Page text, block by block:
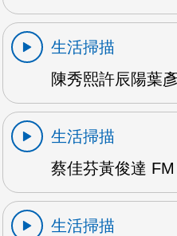
生活掃描
陳秀熙許辰陽葉
生活掃描
蔡佳芬黃俊達 FM
生活掃描